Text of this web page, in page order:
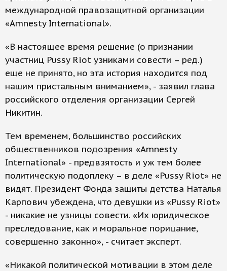
международной правозащитной организации
«Amnesty International».
«В настоящее время решение (о признании
участниц Pussy Riot узниками совести – ред.)
еще не принято, но эта история находится под
нашим пристальным вниманием», - заявил глава
российского отделения организации Сергей
Никитин.
Тем временем, большинство российских
общественников подозрения «Amnesty
International» - предвзятость и уж тем более
политическую подоплеку – в деле «Pussy Riot» не
видят. Президент Фонда защиты детства Наталья
Карпович убеждена, что девушки из «Pussy Riot»
- никакие не узницы совести. «Их юридическое
преследование, как и моральное порицание,
совершенно законно», - считает эксперт.
«Никакой политической мотивации в этом деле